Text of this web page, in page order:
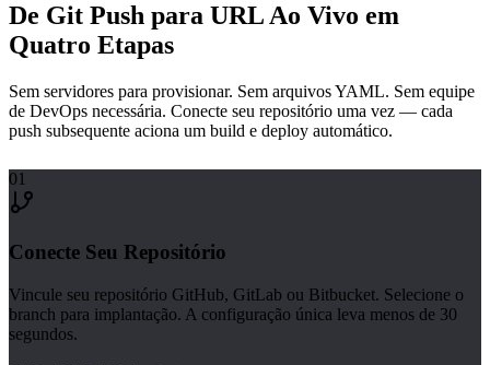
De Git Push para URL Ao Vivo em
Quatro Etapas
Sem servidores para provisionar. Sem arquivos YAML. Sem equipe
de DevOps necessária. Conecte seu repositório uma vez — cada
push subsequente aciona um build e deploy automático.
01
Conecte Seu Repositório
Vincule seu repositório GitHub, GitLab ou Bitbucket. Selecione o
branch para implantação. A configuração única leva menos de 30
segundos.